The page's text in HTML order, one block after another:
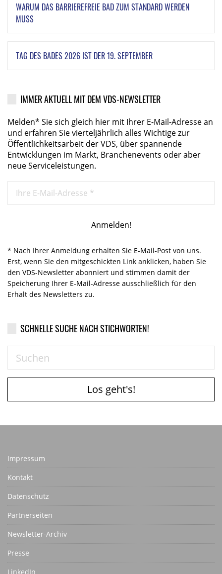
WARUM DAS BARRIEREFREIE BAD ZUM STANDARD WERDEN
MUSS
TAG DES BADES 2026 IST DER 19. SEPTEMBER
IMMER AKTUELL MIT DEM VDS-NEWSLETTER
Melden* Sie sich gleich hier mit Ihrer E-Mail-Adresse an
und erfahren Sie vierteljährlich alles Wichtige zur
Öffentlichkeitsarbeit der VDS, über spannende
Entwicklungen im Markt, Branchenevents oder aber
neue Serviceleistungen.
* Nach Ihrer Anmeldung erhalten Sie E-Mail-Post von uns.
Erst, wenn Sie den mitgeschickten Link anklicken, haben Sie
den VDS-Newsletter abonniert und stimmen damit der
Speicherung Ihrer E-Mail-Adresse ausschließlich für den
Erhalt des Newsletters zu.
SCHNELLE SUCHE NACH STICHWORTEN!
Los geht's!
Impressum
Kontakt
Datenschutz
Partnerseiten
Newsletter-Archiv
Presse
LinkedIn